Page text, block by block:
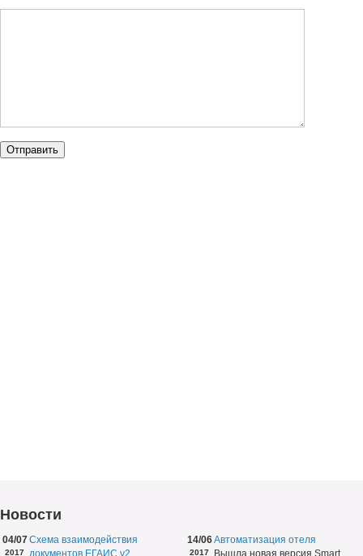
Новости
04/07
2017
Схема взаимодействия
документов ЕГАИС v2
14/06
2017
Автоматизация отеля
Вышла новая версия Smart